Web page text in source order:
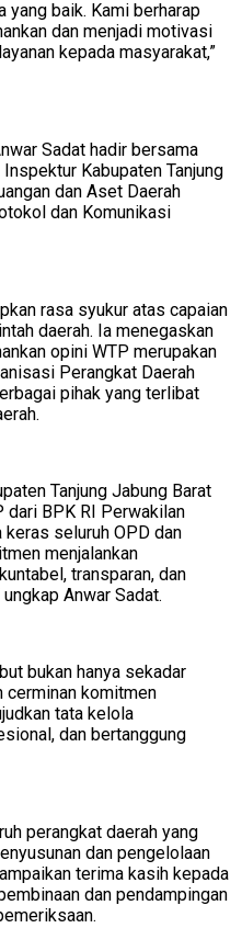
yang baik. Kami berharap
dan menjadi motivasi
kepada masyarakat,”
Sadat hadir bersama
Kabupaten Tanjung
dan Aset Daerah
dan Komunikasi
rasa syukur atas capaian
daerah. Ia menegaskan
opini WTP merupakan
Perangkat Daerah
pihak yang terlibat
Tanjung Jabung Barat
dari BPK RI Perwakilan
seluruh OPD dan
menjalankan
transparan, dan
Anwar Sadat.
bukan hanya sekadar
cerminan komitmen
tata kelola
dan bertanggung
perangkat daerah yang
dan pengelolaan
terima kasih kepada
dan pendampingan